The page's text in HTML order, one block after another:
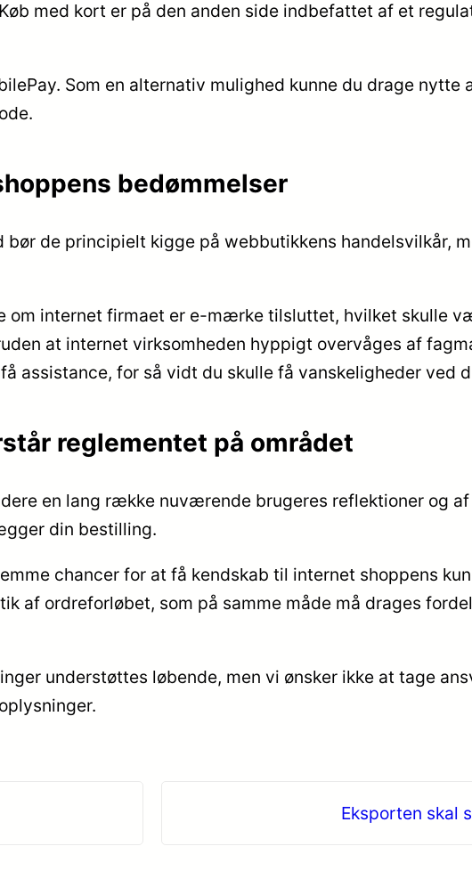
med kort er på den anden side indbefattet af et
Som en alternativ mulighed kunne du drage nytte
bedømmelser
de principielt kigge på webbutikkens handelsvilkår,
om internet firmaet er e-mærke tilsluttet, hvilket skulle
at internet virksomheden hyppigt overvåges af
assistance, for så vidt du skulle få vanskeligheder ved
reglementet på området
en lang række nuværende brugeres reflektioner og
din bestilling.
chancer for at få kendskab til internet shoppens
af ordreforløbet, som på samme måde må drages
understøttes løbende, men vi ønsker ikke at tage
Eksporten skal